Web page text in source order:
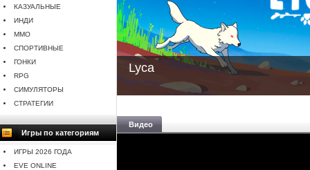
КАЗУАЛЬНЫЕ
ИНДИ
MMO
СПОРТИВНЫЕ
ГОНКИ
RPG
СИМУЛЯТОРЫ
СТРАТЕГИИ
Игры по категориям
ИГРЫ 2026 ГОДА
EVE ONLINE
Lyca
Видео